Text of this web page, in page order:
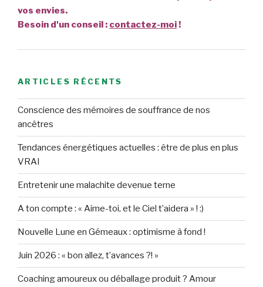
vos envies.
Besoin d'un conseil : contactez-moi!
ARTICLES RÉCENTS
Conscience des mémoires de souffrance de nos
ancêtres
Tendances énergétiques actuelles : être de plus en plus
VRAI
Entretenir une malachite devenue terne
A ton compte : « Aime-toi, et le Ciel t’aidera » ! :)
Nouvelle Lune en Gémeaux : optimisme à fond !
Juin 2026 : « bon allez, t’avances ?! »
Coaching amoureux ou déballage produit ? Amour